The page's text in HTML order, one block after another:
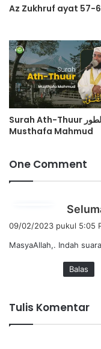
Az Zukhruf ayat 57-
Surah Ath-Thuur سورة الطور |
Musthafa Mahmud
One Comment
09/02/2023 pukul 5:05
MasyaAllah,. Indah
Balas
Tulis Komentar